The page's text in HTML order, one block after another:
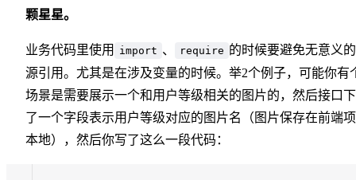
颗星星。
业务代码里使用 import 、 require 的时候要避免无意义
源引用。尤其是在涉及变量的时候。举2个例子，可能你有
场景是需要展示一个和用户等级相关的图片的，然后接口
了一个字段表示用户等级对应的图片名（图片保存在前端
本地），然后你写了这么一段代码：